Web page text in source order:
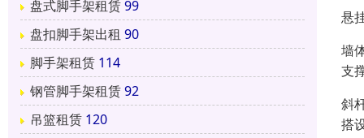
盘式脚手架租赁99
盘扣脚手架出租 90
脚手架租赁 114
钢管脚手架租赁92
吊篮租赁 120
悬
墙
支
斜
搭